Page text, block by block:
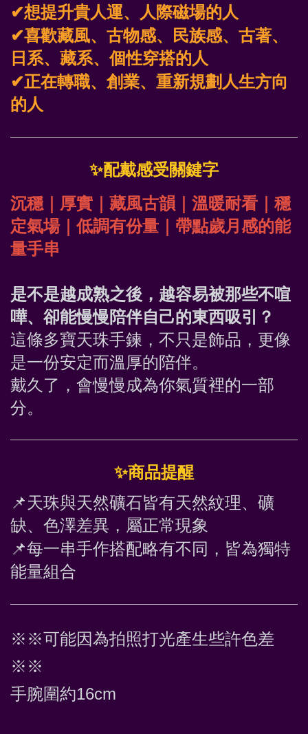
✔想提升貴人運、人際磁場的人
✔喜歡藏風、古物感、民族感、古著、
日系、藏系、個性穿搭的人
✔正在轉職、創業、重新規劃人生方向
的人
✨配戴感受關鍵字
沉穩｜厚實｜藏風古韻｜溫暖耐看｜穩
定氣場｜低調有份量｜帶點歲月感的能
量手串
是不是越成熟之後，越容易被那些不喧
嘩、卻能慢慢陪伴自己的東西吸引？
這條多寶天珠手鍊，不只是飾品，更像
是一份安定而溫厚的陪伴。
戴久了，會慢慢成為你氣質裡的一部
分。
✨商品提醒
📌天珠與天然礦石皆有天然紋理、礦
缺、色澤差異，屬正常現象
📌每一串手作搭配略有不同，皆為獨特
能量組合
※※可能因為拍照打光產生些許色差
※※
手腕圍約16cm